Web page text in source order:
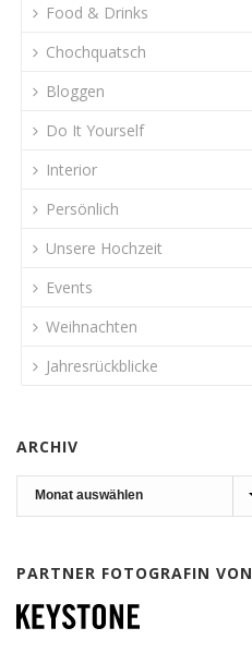
Food & Drinks
Chochquatsch
Bloggen
Do It Yourself
Interior
Persönlich
Unsere Hochzeit
Events
Weihnachten
Jahresrückblicke
ARCHIV
Archiv
PARTNER FOTOGRAFIN VON